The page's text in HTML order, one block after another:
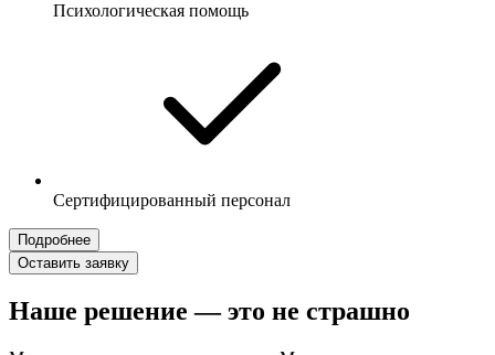
Психологическая помощь
Сертифицированный персонал
Подробнее
Оставить заявку
Наше решение — это не страшно